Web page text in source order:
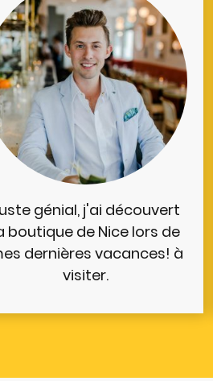
génial, j'ai découvert
boutique de Nice lors de
dernières vacances! à
visiter.